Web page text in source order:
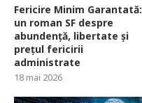
Fericire Minim Garantată:
un roman SF despre
abundență, libertate și
prețul fericirii
administrate
18 mai 2026